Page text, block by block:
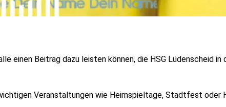
einen Beitrag dazu leisten können, die HSG Lüdenscheid
Veranstaltungen wie Heimspieltage, Stadtfest oder